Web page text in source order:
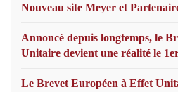
Nouveau site Meyer et
Annoncé depuis longtemps, le
Unitaire devient une réalité le
Le Brevet Européen à Effet